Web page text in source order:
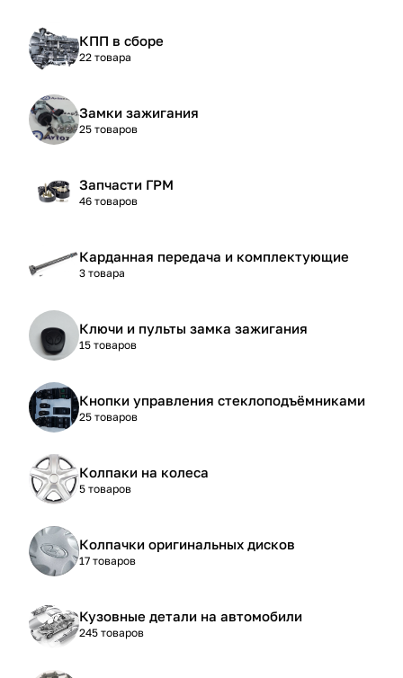
КПП в сборе
22 товара
Замки зажигания
25 товаров
Запчасти ГРМ
46 товаров
Карданная передача и комплектующие
3 товара
Ключи и пульты замка зажигания
15 товаров
Кнопки управления стеклоподъёмниками
25 товаров
Колпаки на колеса
5 товаров
Колпачки оригинальных дисков
17 товаров
Кузовные детали на автомобили
245 товаров